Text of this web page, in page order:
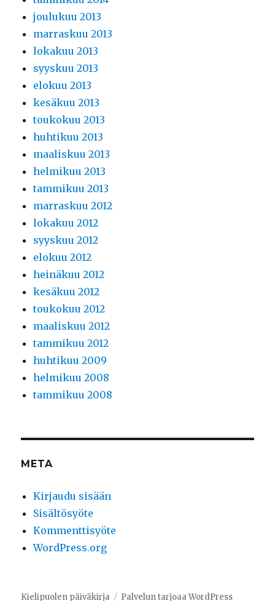
joulukuu 2013
marraskuu 2013
lokakuu 2013
syyskuu 2013
elokuu 2013
kesäkuu 2013
toukokuu 2013
huhtikuu 2013
maaliskuu 2013
helmikuu 2013
tammikuu 2013
marraskuu 2012
lokakuu 2012
syyskuu 2012
elokuu 2012
heinäkuu 2012
kesäkuu 2012
toukokuu 2012
maaliskuu 2012
tammikuu 2012
huhtikuu 2009
helmikuu 2008
tammikuu 2008
META
Kirjaudu sisään
Sisältösyöte
Kommenttisyöte
WordPress.org
Kielipuolen päiväkirja Palvelun tarjoaa WordPress